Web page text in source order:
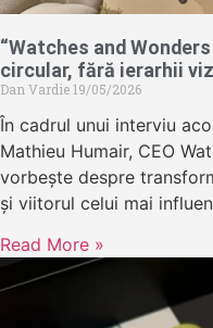
“Watches and
circular, fără ierarhii
Dan Vardie19/05/2026
În cadrul unui interviu
Mathieu Humair, CEO
vorbește despre
și viitorul celui mai
Read More »